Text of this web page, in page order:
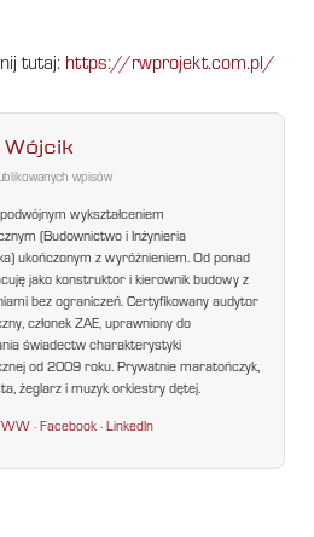
tutaj: https://rwprojekt.com.pl/
Wójcik
wpisów
wykształceniem
(Budownictwo i Inżynieria
ukończonym z wyróżnieniem. Od ponad
jako konstruktor i kierownik budowy z
bez ograniczeń. Certyfikowany audytor
członek ZAE, uprawniony do
świadectw charakterystyki
od 2009 roku. Prywatnie maratończyk,
żeglarz i muzyk orkiestry dętej.
·Facebook ·LinkedIn